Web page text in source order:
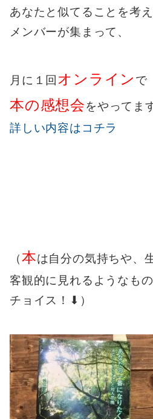
あなたと似てることを考
メンバーが集まって、
月に１回オンライン で
本の感想会をやってま
詳しい内容はコチラ
（本は自分の気持ちや、
客観的に見れるようなも
チョイス！⬇︎）